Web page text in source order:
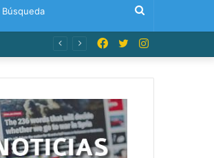
Búsqueda
Instagram
Twitter
Facebook